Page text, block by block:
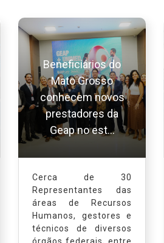
Beneficiários do
Mato Grosso
conhecem novos
prestadores da
Geap no est...
Cerca de 30
Representantes das
áreas de Recursos
Humanos, gestores e
técnicos de diversos